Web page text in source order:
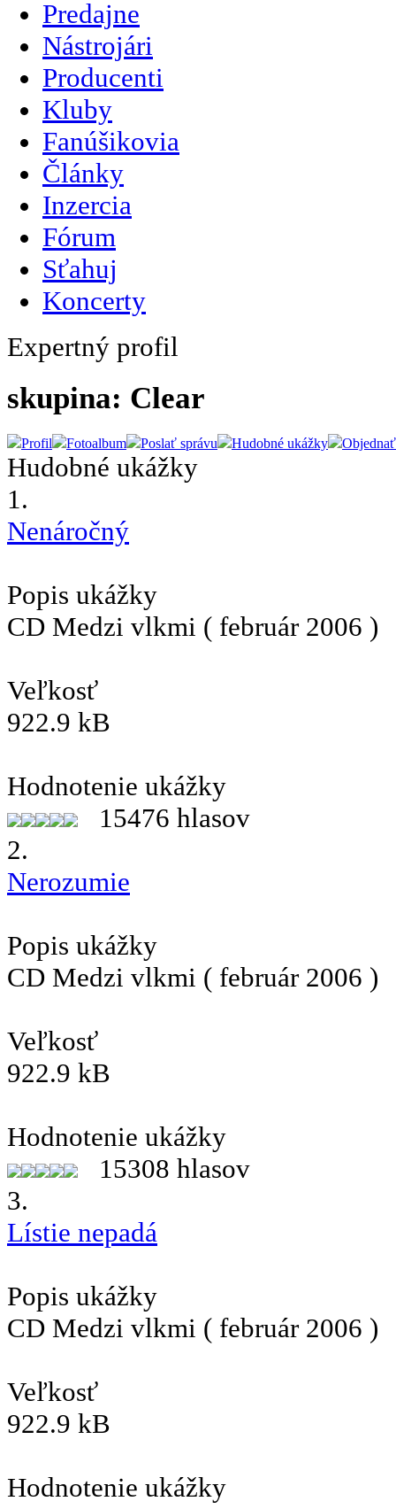
Predajne
Nástrojári
Producenti
Kluby
Fanúšikovia
Články
Inzercia
Fórum
Sťahuj
Koncerty
Expertný profil
skupina: Clear
Profil Fotoalbum Poslať správu Hudobné ukážky Objednať
Hudobné ukážky
1.
Nenáročný
Popis ukážky
CD Medzi vlkmi ( február 2006 )
Veľkosť
922.9 kB
Hodnotenie ukážky
15476 hlasov
2.
Nerozumie
Popis ukážky
CD Medzi vlkmi ( február 2006 )
Veľkosť
922.9 kB
Hodnotenie ukážky
15308 hlasov
3.
Lístie nepadá
Popis ukážky
CD Medzi vlkmi ( február 2006 )
Veľkosť
922.9 kB
Hodnotenie ukážky